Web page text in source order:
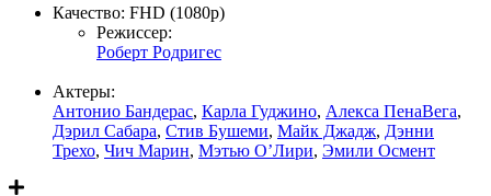
Качество: FHD (1080p)
Режиссер:
Роберт Родригес
Актеры:
Антонио Бандерас, Карла Гуджино, Алекса ПенаВега,
Дэрил Сабара, Стив Бушеми, Майк Джадж, Дэнни
Трехо, Чич Марин, Мэтью О’Лири, Эмили Осмент